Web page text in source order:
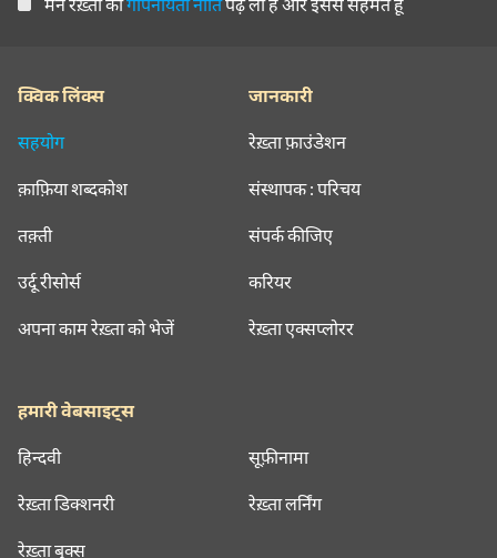
क्विक लिंक्स
सहयोग
क़ाफ़िया शब्दकोश
तक़्ती
उर्दू रीसोर्स
अपना काम रेख़्ता को भेजें
जानकारी
रेख़्ता फ़ाउंडेशन
संस्थापक : परिचय
संपर्क कीजिए
करियर
रेख़्ता एक्सप्लोरर
हमारी वेबसाइट्स
हिन्दवी सूफ़ीनामा
रेख़्ता डिक्शनरी रेख़्ता लर्निंग
रेख़्ता बुक्स